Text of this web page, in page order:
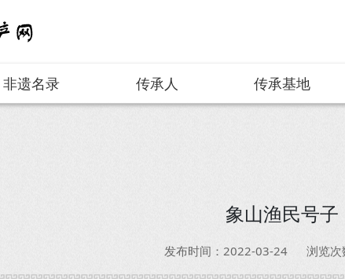
非遗名录 传承人 传承基地
象山渔民号子
发布时间：2022-03-24 浏览